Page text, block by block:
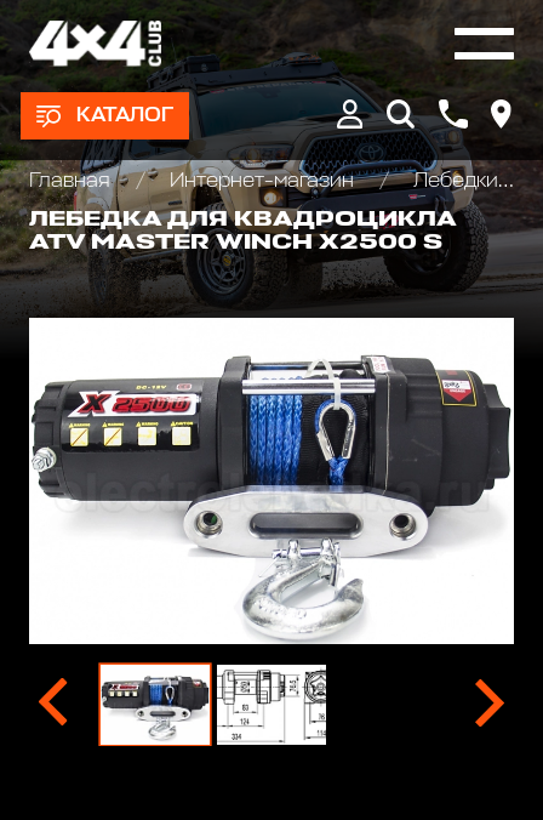
КАТАЛОГ
Главная Интернет-магазин
Лебедки автомобильные, для квадроциклов и эвакуаторов
ЛЕБЕДКА ДЛЯ КВАДРОЦИКЛА
ATV MASTER WINCH Х2500 S